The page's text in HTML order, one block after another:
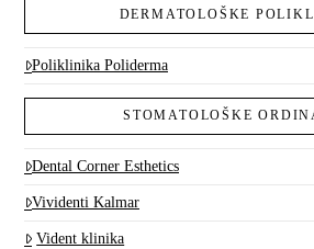
DERMATOLOŠKE
Poliklinika Poliderma
STOMATOLOŠKE
Dental Corner Esthetics
Vividenti Kalmar
Vident klinika